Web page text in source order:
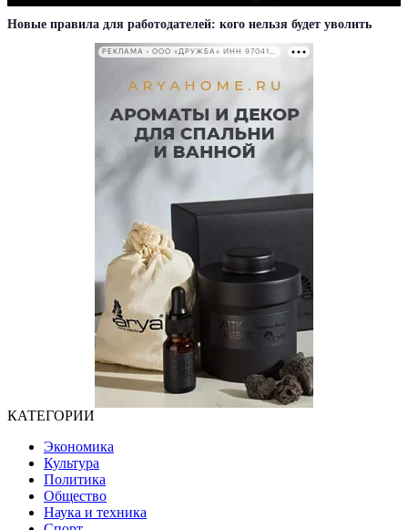
Новые правила для работодателей: кого нельзя будет уволить
РЕКЛАМА • ООО «ДРУЖБА» ИНН 9704146411
КАТЕГОРИИ
Экономика
Культура
Политика
Общество
Наука и техника